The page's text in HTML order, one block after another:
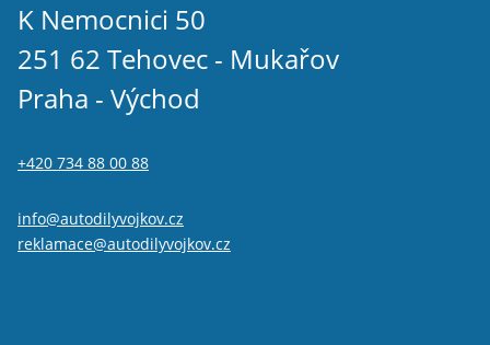
K Nemocnici 50
251 62 Tehovec - Mukařov
Praha - Východ
+420 734 88 00 88
info@autodilyvojkov.cz
reklamace@autodilyvojkov.cz